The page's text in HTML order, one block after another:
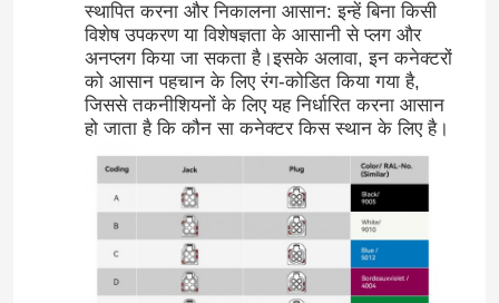
स्थापित करना और निकालना आसान: इन्हें बिना किसी
विशेष उपकरण या विशेषज्ञता के आसानी से प्लग और
अनप्लग किया जा सकता है।इसके अलावा, इन कनेक्टरों
को आसान पहचान के लिए रंग-कोडित किया गया है,
जिससे तकनीशियनों के लिए यह निर्धारित करना आसान
हो जाता है कि कौन सा कनेक्टर किस स्थान के लिए है।